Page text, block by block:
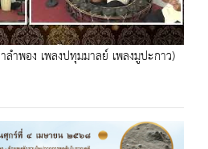
ำพอง เพลงปทุมมาลย์ เพลงมูปะกาว)